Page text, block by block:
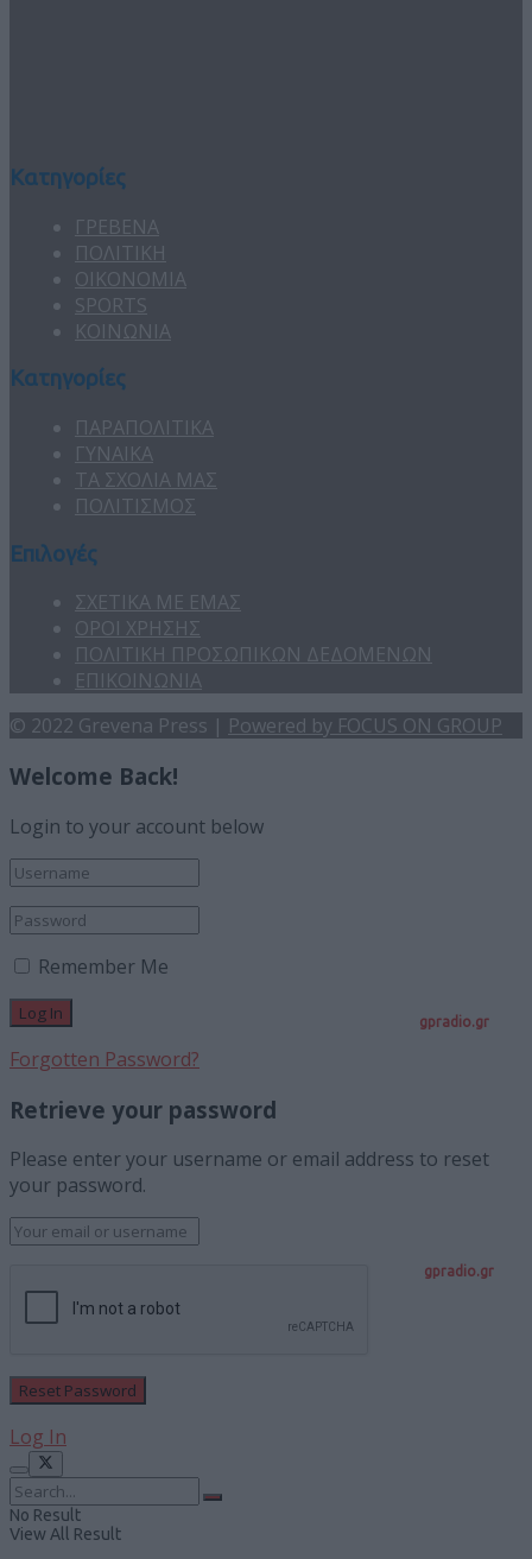
gpradio.gr
Κατηγορίες
ΓΡΕΒΕΝΑ
ΠΟΛΙΤΙΚΗ
ΟΙΚΟΝΟΜΙΑ
SPORTS
ΚΟΙΝΩΝΙΑ
Κατηγορίες
ΠΑΡΑΠΟΛΙΤΙΚΑ
ΓΥΝΑΙΚΑ
ΤΑ ΣΧΟΛΙΑ ΜΑΣ
ΠΟΛΙΤΙΣΜΟΣ
Επιλογές
ΣΧΕΤΙΚΑ ΜΕ ΕΜΑΣ
ΟΡΟΙ ΧΡΗΣΗΣ
ΠΟΛΙΤΙΚΗ ΠΡΟΣΩΠΙΚΩΝ ΔΕΔΟΜΕΝΩΝ
ΕΠΙΚΟΙΝΩΝΙΑ
© 2022 Grevena Press | Powered by FOCUS ON GROUP
Welcome Back!
Login to your account below
Remember Me
Forgotten Password?
Retrieve your password
Please enter your username or email address to reset
your password.
Log In
No Result
View All Result
gpradio.gr